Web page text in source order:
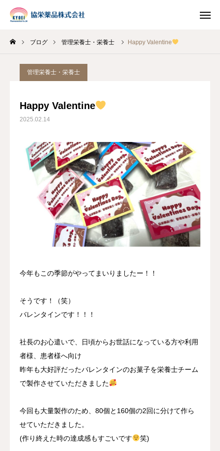
ブログ 管理栄養士・栄養士 Happy Valentine
管理栄養士・栄養士
Happy Valentine
2025.02.14
今年もこの季節がやってまいりましたー！！
そうです！（笑）
バレンタインです！！！
社長のお心遣いで、日頃からお世話になっている方や利用
者様、患者様へ向け
昨年も大好評だったバレンタインのお菓子を栄養士チーム
で製作させていただきました
今回も大量製作のため、80個と160個の2回に分けて作ら
せていただきました。
(作り終えた時の達成感もすごいです
笑)
INSTAGRAM
HOME
事業案内